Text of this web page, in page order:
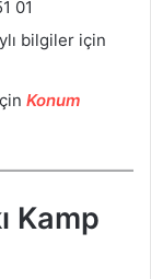
01
bilgiler için
Konum
Kamp